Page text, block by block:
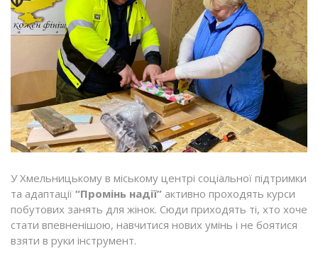
У Хмельницькому в міському центрі соціальної підтримки
та адаптації “Промінь надії” активно проходять курси
побутових занять для жінок. Сюди приходять ті, хто хоче
стати впевненішою, навчитися нових умінь і не боятися
взяти в руки інструмент.